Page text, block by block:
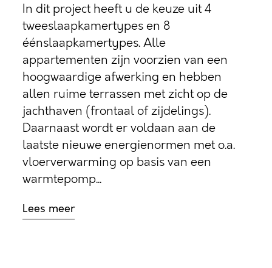
In dit project heeft u de keuze uit 4
tweeslaapkamertypes en 8
éénslaapkamertypes. Alle
appartementen zijn voorzien van een
hoogwaardige afwerking en hebben
allen ruime terrassen met zicht op de
jachthaven (frontaal of zijdelings).
Daarnaast wordt er voldaan aan de
laatste nieuwe energienormen met o.a.
vloerverwarming op basis van een
warmtepomp...
Lees meer